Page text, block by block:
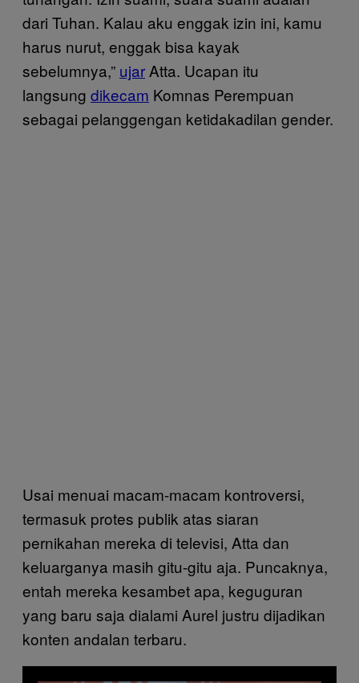
dari Tuhan. Kalau aku enggak izin ini, kamu
harus nurut, enggak bisa kayak
sebelumnya,” ujar Atta. Ucapan itu
langsung dikecam Komnas Perempuan
sebagai pelanggengan ketidakadilan gender.
Usai menuai macam-macam kontroversi,
termasuk protes publik atas siaran
pernikahan mereka di televisi, Atta dan
keluarganya masih gitu-gitu aja. Puncaknya,
entah mereka kesambet apa, keguguran
yang baru saja dialami Aurel justru dijadikan
konten andalan terbaru.